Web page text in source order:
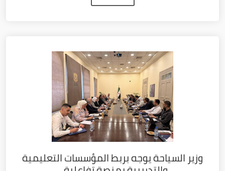
وزير السياحة يوجه بربط المؤسسات التعليمية